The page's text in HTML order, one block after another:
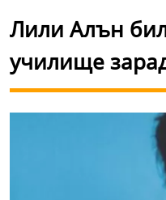
Лили Алън
училище